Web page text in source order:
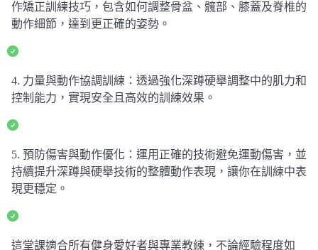
作矯正訓練技巧，包含如何調整骨盆、髖部、膝蓋及脊椎的
動作細節，達到更正確的姿勢。
4. 力量與動作協調訓練：透過強化深蹲硬舉調整中的肌力和
控制能力，實現安全且高效的訓練效果。
5. 預防傷害與動作優化：運用正確的技術避免運動傷害，並
持續提升深蹲與硬舉技術的整體動作表現，讓你在訓練中表
現更穩定。
這堂課適合所有健身愛好者與專業教練，不論經驗程度如